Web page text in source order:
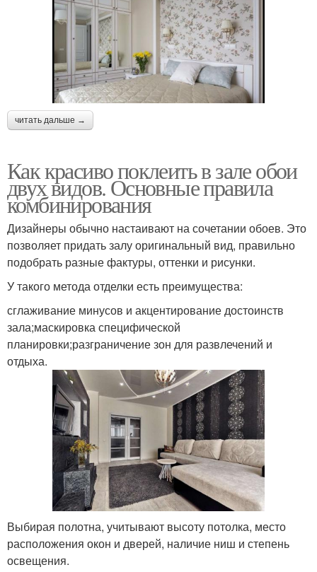
читать дальше →
Как красиво поклеить в зале обои
двух видов. Основные правила
комбинирования
Дизайнеры обычно настаивают на сочетании обоев. Это
позволяет придать залу оригинальный вид, правильно
подобрать разные фактуры, оттенки и рисунки.
У такого метода отделки есть преимущества:
сглаживание минусов и акцентирование достоинств
зала;маскировка специфической
планировки;разграничение зон для развлечений и
отдыха.
Выбирая полотна, учитывают высоту потолка, место
расположения окон и дверей, наличие ниш и степень
освещения.